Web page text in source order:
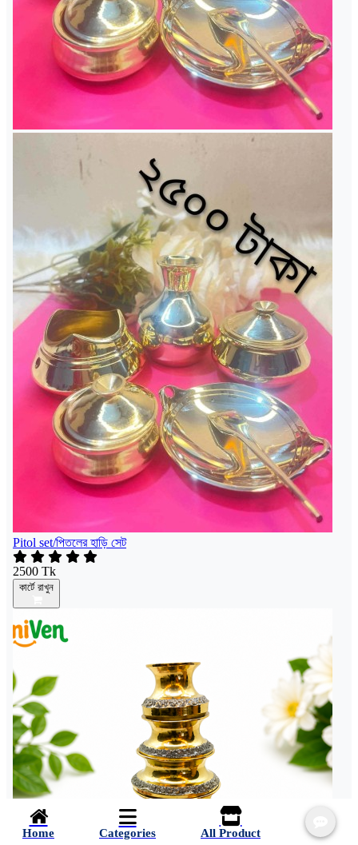
Pitol set/পিতলের হাড়ি সেট
2500 Tk
কার্টে রাখুন
Home Categories All Product